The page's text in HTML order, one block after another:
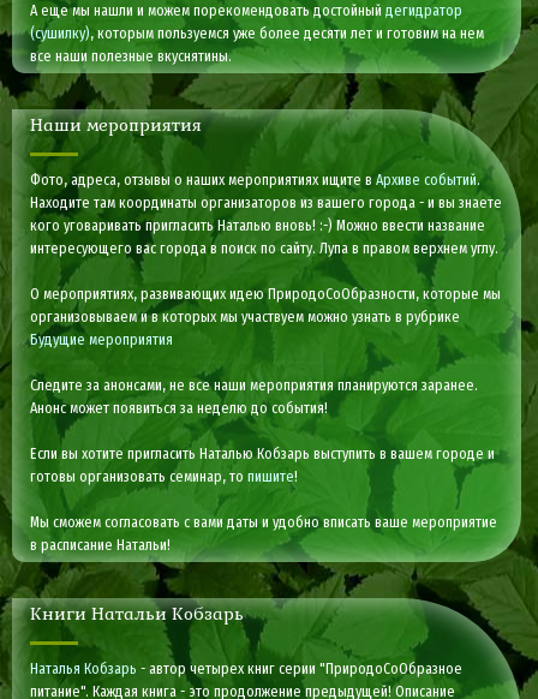
А еще мы нашли и можем порекомендовать достойныйдегидратор
(сушилку), которым пользуемся уже более десяти лет и готовим на нем
все наши полезные вкуснятины.
Наши мероприятия
Фото, адреса, отзывы о наших мероприятиях ищите вАрхиве событий.
Находите там координаты организаторов из вашего города - и вы знаете
кого уговаривать пригласить Наталью вновь! :-) Можно ввести название
интересующего вас города в поиск по сайту. Лупа в правом верхнем углу.
О мероприятиях, развивающих идею ПриродоСоОбразности, которые мы
организовываем и в которых мы участвуем можно узнать в рубрике
Будущие мероприятия
Следите за анонсами, не все наши мероприятия планируются заранее.
Анонс может появиться за неделю до события!
Если вы хотите пригласить Наталью Кобзарь выступить в вашем городе и
готовы организовать семинар, топишите!
Мы сможем согласовать с вами даты и удобно вписать ваше мероприятие
в расписание Натальи!
Книги Натальи Кобзарь
Наталья Кобзарь - автор четырех книг серии "ПриродоСоОбразное
питание". Каждая книга - это продолжение предыдущей! Описание